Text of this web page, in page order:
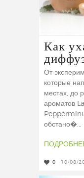
Как
От
которые
местах, до
ароматов
Peppermint
обстано�...
0 10/08/